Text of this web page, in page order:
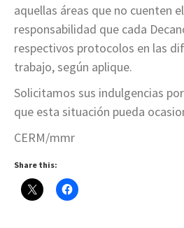
aquellas áreas que no cuenten
responsabilidad que cada
respectivos protocolos en las
trabajo, según aplique.
Solicitamos sus indulgencias
que esta situación pueda
CERM/mmr
Share this: